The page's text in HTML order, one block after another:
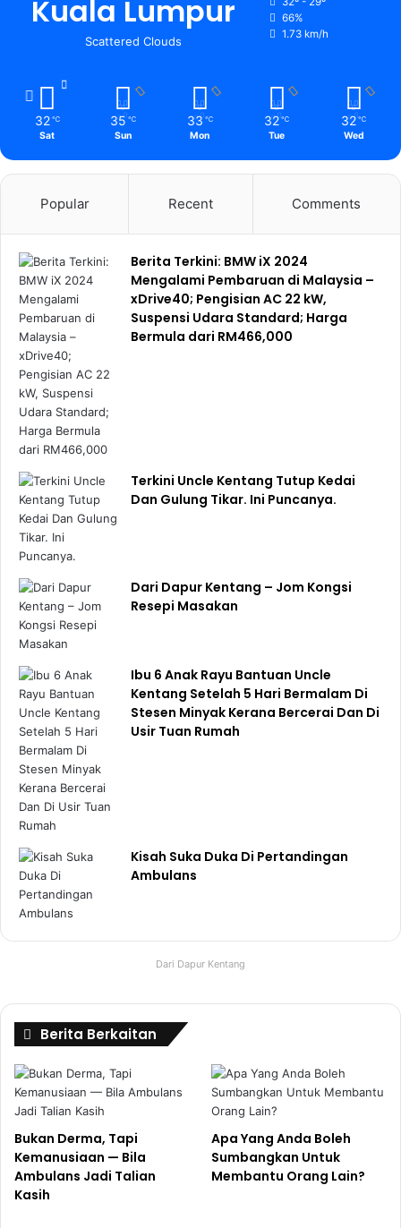
Kuala Lumpur
Scattered Clouds
66%
1.73 km/h
32 ℃
Sat
35 ℃
Sun
33 ℃
Mon
32 ℃
Tue
32 ℃
Wed
Popular Recent Comments
Berita Terkini: BMW iX 2024
Mengalami Pembaruan di Malaysia –
xDrive40; Pengisian AC 22 kW,
Suspensi Udara Standard; Harga
Bermula dari RM466,000
Terkini Uncle Kentang Tutup Kedai
Dan Gulung Tikar. Ini Puncanya.
Dari Dapur Kentang – Jom Kongsi
Resepi Masakan
Ibu 6 Anak Rayu Bantuan Uncle
Kentang Setelah 5 Hari Bermalam Di
Stesen Minyak Kerana Bercerai Dan Di
Usir Tuan Rumah
Kisah Suka Duka Di Pertandingan
Ambulans
Dari Dapur Kentang
Berita Berkaitan
Bukan Derma, Tapi
Kemanusiaan — Bila
Ambulans Jadi Talian
Kasih
Apa Yang Anda Boleh
Sumbangkan Untuk
Membantu Orang Lain?